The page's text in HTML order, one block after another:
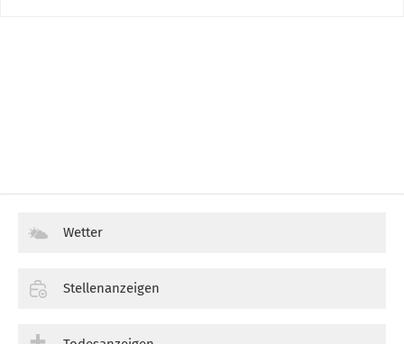
Wetter
Stellenanzeigen